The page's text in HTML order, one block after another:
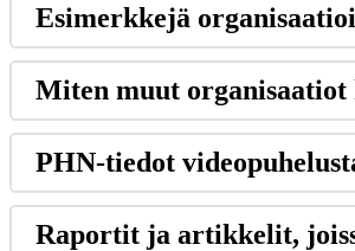
Esimerkkejä
Miten muut organisaatiot
PHN-tiedot
Raportit ja artikkelit,